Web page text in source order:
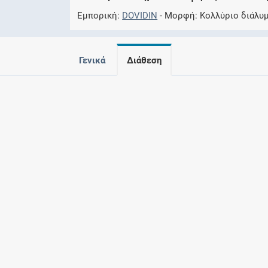
Εμπορική DOVIDIN Μορφή Kολλύριο
Γενικά Διάθεση